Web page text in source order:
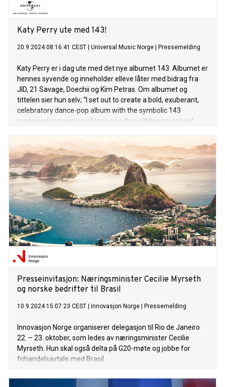
Katy Perry ute med 143!
20.9.2024 08:16:41 CEST Universal Music Norge Pressemelding
Katy Perry er i dag ute med det nye albumet 143. Albumet er
hennes syvende og inneholder elleve låter med bidrag fra
JID, 21 Savage, Doechii og Kim Petras. Om albumet og
tittelen sier hun selv; “I set out to create a bold, exuberant,
celebratory dance-pop album with the symbolic 143
numerical expression of love as a throughline message”.
Music Awards og fremførte en medley med ti låter som
inkluderte siste singel “I'M HIS, HIS MINE" med Doechii og
“LIFETIMES”. I dag vil Katy headline et utsolgt show på Rock
in Rio i Brasil. Dette markere henne første opptreden på Rio
de Janeiro-festivalen siden 2015. Det hele vil bli
livestreamet. Katy er en av de mest solgte artistene
gjennom tidene og har gjennom sin karriere generert over
115 milliarder streams, solgt 70 millioner album samt 143
millioner singler. Hun er en av fem artister i RIAAs (The
Recording Industry Association of America) historie som har
fått adgang til eliteklubben 100 Mi
Presseinvitasjon: Næringsminister Cecilie Myrseth
og norske bedrifter til Brasil
10.9.2024 15:07:23 CEST Innovasjon Norge Pressemelding
Innovasjon Norge organiserer delegasjon til Rio de Janeiro
22. – 23. oktober, som ledes av næringsminister Cecilie
Myrseth. Hun skal også delta på G20-møte og jobbe for
frihandelsavtale med Brasil.